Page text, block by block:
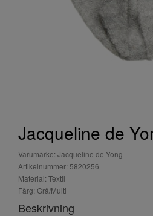
Jacqueline de
Varumärke: Jacqueline de Yong
Artikelnummer: 5820256
Material: Textil
Färg: Grå/Multi
Beskrivning